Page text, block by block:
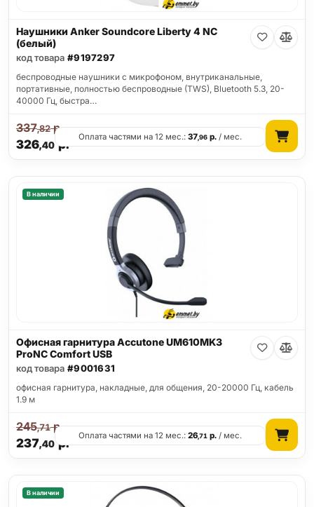
Наушники Anker Soundcore Liberty 4 NC
(белый)
код товара #9197297
беспроводные наушники с микрофоном, внутриканальные,
портативные, полностью беспроводные (TWS), Bluetooth 5.3, 20-
40000 Гц, быстра…
326,40р.
337,82р.
Оплата частями на 12 мес.:37,96 р. / мес.
В наличии
Офисная гарнитура Accutone UM610MK3
ProNC Comfort USB
код товара #9001631
офисная гарнитура, накладные, для общения, 20-20000 Гц, кабель
1.9 м
237,40р.
245,71р.
Оплата частями на 12 мес.:26,71 р. / мес.
В наличии